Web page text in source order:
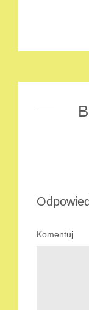
Komentuj